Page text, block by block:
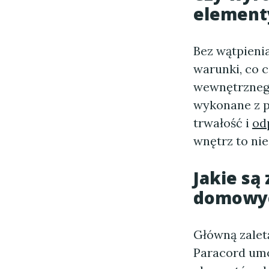
Bez
warunki, co
wykonane z
trwałość i
wnętrz to
Jakie
Główną
Paracord